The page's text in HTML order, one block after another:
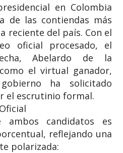
en Colombia
de las contiendas más
reciente del país. Con el
oficial procesado, el
Abelardo de la
el virtual ganador,
ha solicitado
el escrutinio formal.
ambos candidatos es
reflejando una
polarizada: